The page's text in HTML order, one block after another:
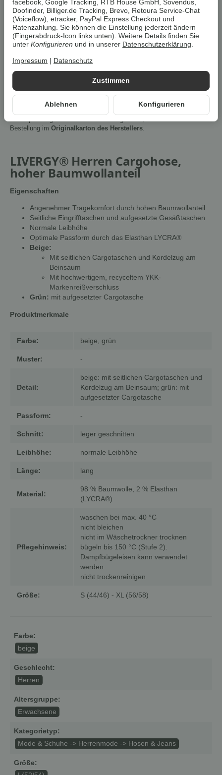
Benachrichtigen wenn verfügbar
Artikelnummer: 4335754006838Z1
HAN: 100382665007
, vermeiden wir aufwendige
Umverpackungen. Wenn immer es möglich ist, versenden wir Ihre
Bestellung im Originalkarton des Herstellers.
LIVERGY® Herren Cargohose,
hoher Baumwollanteil
Eigenschaften
Angenehmer Tragekomfort durch hohen Baumwollanteil
Seitliche Eingrifftaschen und aufgesetzte Gesäßtaschen
Normale Leibhöhe
Optimale Passform durch das Elasthan LYCRA®
Beige:
Mit seitlichen Cargotaschen und Kordelzug am
Beinsaum
Mit hochwertigem, recyceltem YKK-
Markenreißverschluss
Grün: mit aufgesetzter Cargotasche
Produktmerkmale
Farbe: beige, grün
Muster: -
Detail:
beige: mit seitlichen Cargotaschen und
Kordelzug am Beinsaum; grün: mit
aufgesetzter Cargotasche
Passform: -
Schnitt: leger geschnitten
Leibhöhe: normale Leibhöhe
Länge: lang
Material:
98 % Baumwolle, 2 % Elasthan
(LYCRA®)
Pflegehinweis:
waschen bei max. 40 °C
nicht bleichen
nicht im Wäschetrockner trocknen
bügeln bis 150 °C (Stufe 2).
Dampfbügeleisen kann verwendet
werden
nicht trockenreinigen
Größe: S (44/46) - XL (56/58)
Farbe:
beige
Geschlecht:
Herren
Altersgruppe:
Erwachsene
Kategorietyp:
Mode & Schuhe -> Herrenmode -> Hosen & Jeans
Größe:
Zustimmen
Ablehnen Konfigurieren
facebook, Google Tracking, RTB House GmbH, Sovendus,
Doofinder, Billiger.de Tracking, Brevo, Retoura Service-Chat
(Voiceflow), etracker, PayPal Express Checkout und
Ratenzahlung. Sie können die Einstellung jederzeit ändern
(Fingerabdruck-Icon links unten). Weitere Details finden Sie
unter Konfigurieren und in unserer Datenschutzerklärung
Impressum Datenschutz